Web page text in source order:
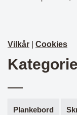
Vilkår Cookies
Plankebord